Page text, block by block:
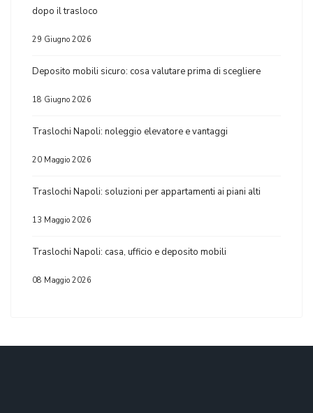
dopo il trasloco
29 Giugno 2026
Deposito mobili sicuro: cosa valutare prima di scegliere
18 Giugno 2026
Traslochi Napoli: noleggio elevatore e vantaggi
20 Maggio 2026
Traslochi Napoli: soluzioni per appartamenti ai piani alti
13 Maggio 2026
Traslochi Napoli: casa, ufficio e deposito mobili
08 Maggio 2026